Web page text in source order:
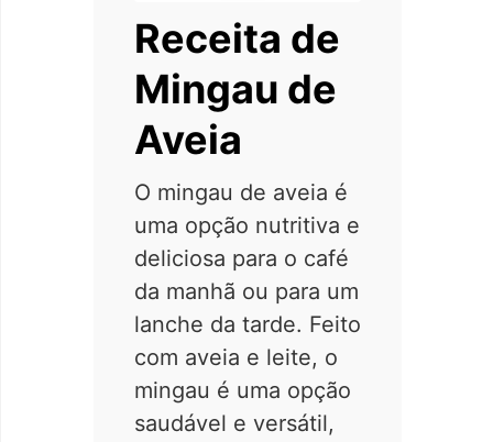
Receita de
Mingau de
Aveia
O mingau de aveia é
uma opção nutritiva e
deliciosa para o café
da manhã ou para um
lanche da tarde. Feito
com aveia e leite, o
mingau é uma opção
saudável e versátil,